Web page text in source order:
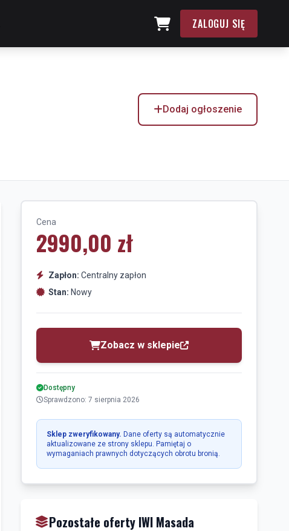
ZALOGUJ SIĘ
Dodaj ogłoszenie
Cena
2990,00 zł
Zapłon: Centralny zapłon
Stan: Nowy
Zobacz w sklepie
Dostępny
Sprawdzono: 7 sierpnia 2026
Sklep zweryfikowany. Dane oferty są automatycznie
aktualizowane ze strony sklepu. Pamiętaj o
wymaganiach prawnych dotyczących obrotu bronią.
Pozostałe oferty IWI Masada